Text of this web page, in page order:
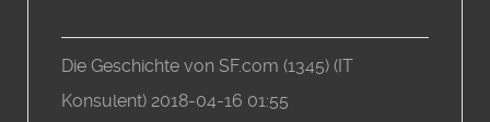
Die Geschichte von SF.com (1345)( IT
Konsulent)2018-04-16 01:55